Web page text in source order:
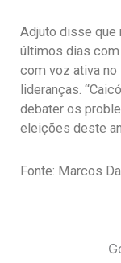
Adjuto disse que
últimos dias
com voz ativa
lideranças.
debater os
eleições deste
Fonte: Marcos